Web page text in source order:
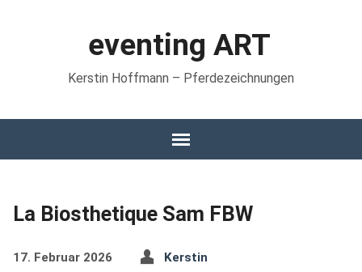
eventing ART
Kerstin Hoffmann – Pferdezeichnungen
La Biosthetique Sam FBW
17. Februar 2026 Kerstin